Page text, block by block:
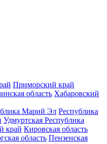
Приморский край
область Хабаровский
Марий Эл Республика
Удмуртская Республика
край Кировская область
область Пензенская